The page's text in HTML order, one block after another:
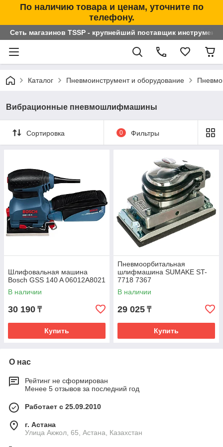
По наличию товара и ценам, уточните по
телефону.
Сеть магазинов TSSP - крупнейший поставщик
Каталог Пневмоинструмент и оборудование
Вибрационные пневмошлифмашины
Сортировка 0 Фильтры
Шлифовальная машина
Bosch GSS 140 A 06012A8021
В наличии
30 190 ₸
Купить
Пневмоорбитальная
шлифмашина SUMAKE ST-
7718 7367
В наличии
29 025 ₸
Купить
О нас
Рейтинг не сформирован
Менее 5 отзывов за последний год
Работает с 25.09.2010
г. Астана
Улица Акжол, 65, Астана, Казахстан